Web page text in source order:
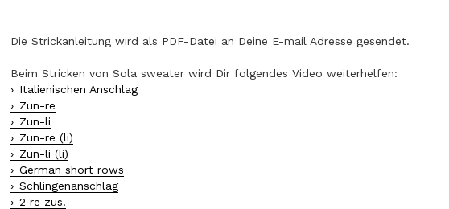
Die Strickanleitung wird als PDF-Datei an Deine E-mail Adresse gesendet.
Beim Stricken von Sola sweater wird Dir folgendes Video weiterhelfen:
Italienischen Anschlag
Zun-re
Zun-li
Zun-re (li)
Zun-li (li)
German short rows
Schlingenanschlag
2 re zus.